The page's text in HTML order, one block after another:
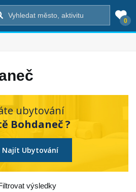
0
ubytování
Bohdaneč ?
Najít Ubytování
výsledky